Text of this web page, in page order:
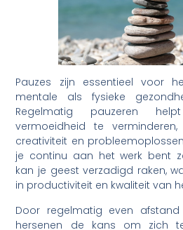
Pauzes zijn essentieel voor
mentale als fysieke
Regelmatig pauzeren
vermoeidheid te
creativiteit en
je continu aan het werk bent
kan je geest verzadigd raken,
in productiviteit en kwaliteit van
Door regelmatig even
hersenen de kans om zich